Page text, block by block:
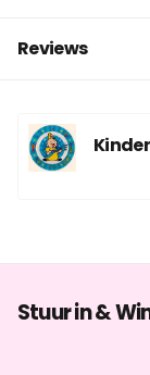
Reviews
Stuur in &